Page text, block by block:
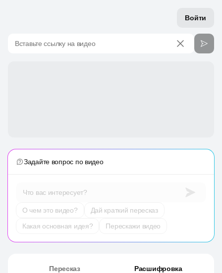
Войти
Вставьте ссылку на видео
Задайте вопрос по видео
Что вас интересует?
О чем это видео?
Дай краткий пересказ
Какая основная идея?
Перескажи видео
Пересказ Расшифровка